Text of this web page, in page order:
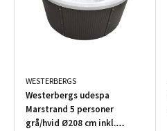
WESTERBERGS
Westerbergs udespa
Marstrand 5 personer
grå/hvid Ø208 cm inkl.